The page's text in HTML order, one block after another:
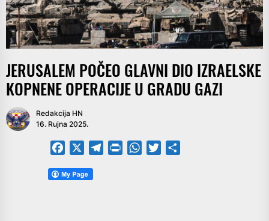
JERUSALEM POČEO GLAVNI DIO IZRAELSKE
KOPNENE OPERACIJE U GRADU GAZI
Redakcija HN
16. Rujna 2025.
Facebook TelegramPrintFriendly
WhatsApp
Twitter